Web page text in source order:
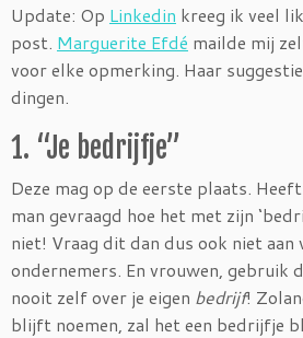
Update: Op Linkedin kreeg ik veel
post. Marguerite Efdé mailde mij
voor elke opmerking. Haar
dingen.
1. “Je bedrijfje”
Deze mag op de eerste plaats.
man gevraagd hoe het met zijn
niet! Vraag dit dan dus ook niet aan
ondernemers. En vrouwen, gebruik
nooit zelf over je eigen bedrijf!
blijft noemen, zal het een bedrijfje